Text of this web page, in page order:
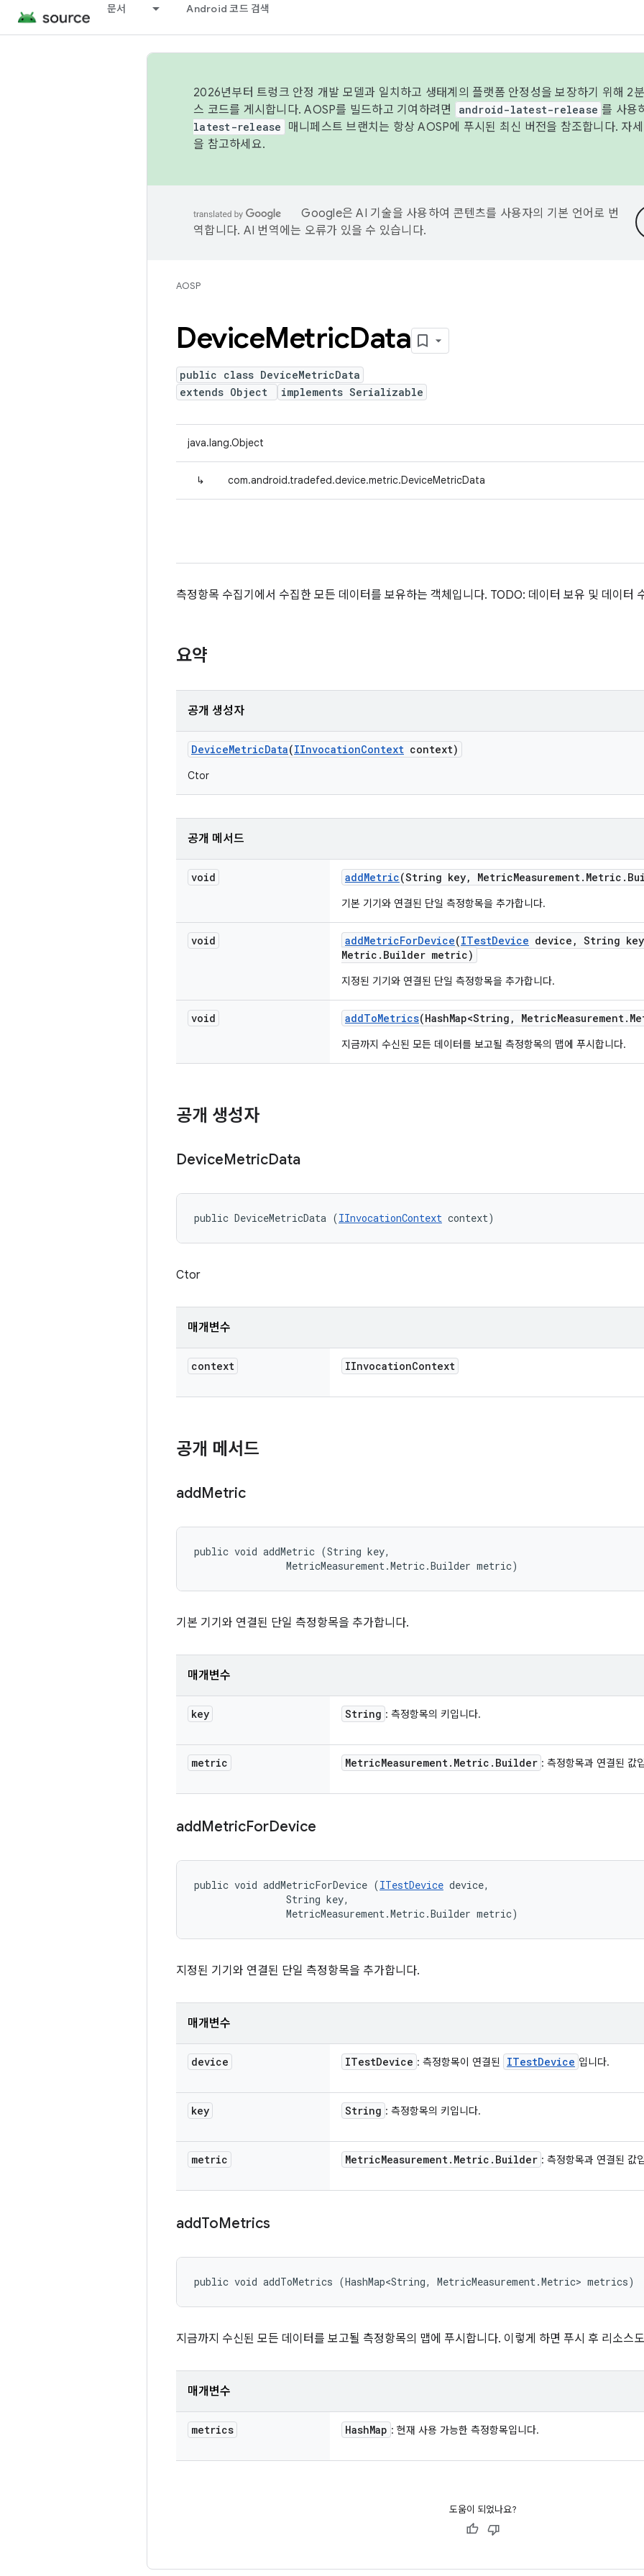
문서 Android 코드 검색
2026년부터 트렁크 안정 개발 모델과 일치하고 생태계의 플랫폼 안정성을 보장하기 위해 2
스 코드를 게시합니다. AOSP를 빌드하고 기여하려면
android-latest-release 를 사용
latest-release
매니페스트 브랜치는 항상 AOSP에 푸시된 최신 버전을 참조합니다. 자
을 참고하세요.
Google은 AI 기술을 사용하여 콘텐츠를 사용자의 기본 언어로 번
역합니다. AI 번역에는 오류가 있을 수 있습니다.
AOSP
DeviceMetricData
public class DeviceMetricData
extends Object
implements Serializable
java.lang.Object
↳ com.android.tradefed.device.metric.DeviceMetricData
측정항목 수집기에서 수집한 모든 데이터를 보유하는 객체입니다. TODO: 데이터 보유 및 데이터
요약
공개 생성자
DeviceMetricData(IInvocationContext context)
Ctor
공개 메서드
void addMetric(String key, MetricMeasurement. Metric .
기본 기기와 연결된 단일 측정항목을 추가합니다.
void addMetricForDevice(ITestDevice device , String key
Metric . Builder metric)
지정된 기기와 연결된 단일 측정항목을 추가합니다.
void addToMetrics(HashMap<String , MetricMeasurement.
지금까지 수신된 모든 데이터를 보고될 측정항목의 맵에 푸시합니다.
공개 생성자
DeviceMetricData
public DeviceMetricData (IInvocationContext context)
Ctor
매개변수
context IInvocationContext
공개 메서드
addMetric
public void addMetric (String key,
                MetricMeasurement.Metric.Builder metric)
기본 기기와 연결된 단일 측정항목을 추가합니다.
매개변수
key String : 측정항목의 키입니다.
metric MetricMeasurement. Metric . Builder : 측정항목과 연결된 값
addMetricForDevice
public void addMetricForDevice (ITestDevice device,
                String key,
                MetricMeasurement.Metric.Builder metric)
지정된 기기와 연결된 단일 측정항목을 추가합니다.
매개변수
device ITestDevice : 측정항목이 연결된 ITestDevice 입니다.
key String : 측정항목의 키입니다.
metric MetricMeasurement. Metric . Builder : 측정항목과 연결된 값
addToMetrics
public void addToMetrics (HashMap<String, MetricMeasurement.Metric> metrics)
지금까지 수신된 모든 데이터를 보고될 측정항목의 맵에 푸시합니다. 이렇게 하면 푸시 후 리소스
매개변수
metrics HashMap : 현재 사용 가능한 측정항목입니다.
도움이 되었나요?